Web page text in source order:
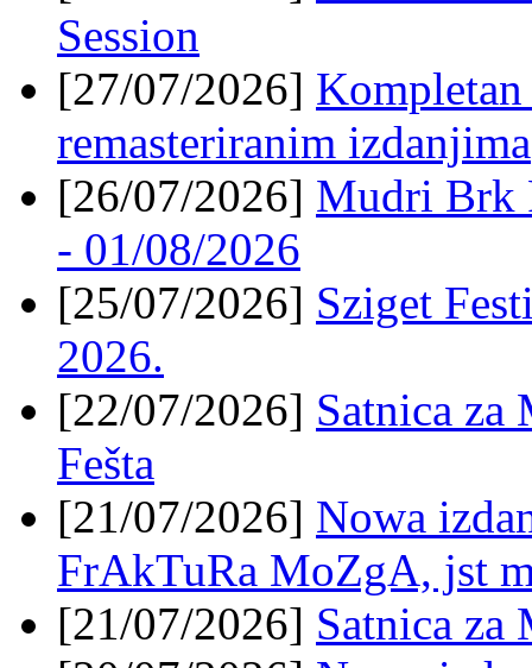
Session
[27/07/2026]
remasteriranim izdanjima
[26/07/2026] Mudri Brk
- 01/08/2026
[25/07/2026] Sziget
2026.
[22/07/2026] Satnica za
Fešta
[21/07/2026] Nowa
FrAkTuRa MoZgA, jst
[21/07/2026] Satnica za